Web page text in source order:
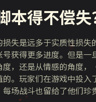
本得不偿失
失是远多于实质性损
获得更多进度。但是
，还是从情感的角度
。玩家们在游戏中投
场战斗也留给了他们